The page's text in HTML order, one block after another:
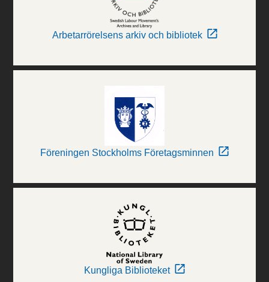
Arbetarrörelsens arkiv och bibliotek
Föreningen Stockholms Företagsminnen
Kungliga Biblioteket